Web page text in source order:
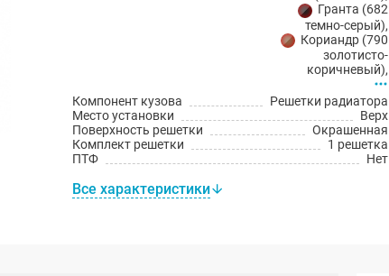
Гранта (682
темно-серый),
Кориандр (790
золотисто-
коричневый),
Компонент кузова
Решетки радиатора
Место установки
Верх
Поверхность решетки
Окрашенная
Комплект решетки
1 решетка
ПТФ
Нет
Все характеристики